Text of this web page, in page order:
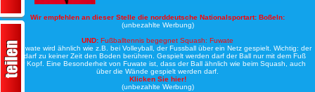
Wir empfehlen an dieser Stelle die norddeutsche Nationalsportart: Boßeln:
(unbezahlte Werbung)
UND: Fußballtennis begegnet Squash: Fuwate
Bei Fuwate wird ähnlich wie z.B. bei Volleyball, der Fussball über ein Netz gespielt. Wichtig: der
Ball darf zu keiner Zeit den Boden berühren. Gespielt werden darf der Ball nur mit dem Fuß
oder Kopf. Eine Besonderheit von Fuwate ist, dass der Ball ähnlich wie beim Squash, auch
über die Wände gespielt werden darf.
Klicken Sie hier!
(unbezahlte Werbung)